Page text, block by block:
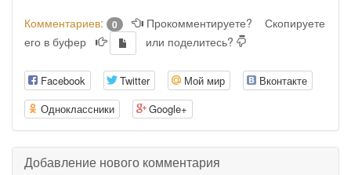
Комментариев: 0 Прокомментируете?
Скопируете
его в буфер
или поделитесь?
Facebook Twitter Мой мир
Вконтакте
Одноклассники
Google+
Добавление нового комментария